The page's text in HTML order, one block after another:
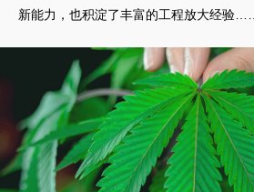
新能力，也积淀了丰富的工程放大经验……